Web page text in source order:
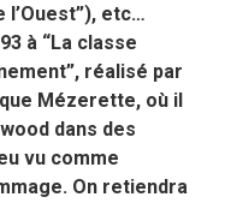
l’Ouest”), etc…
à “La classe
réalisé par
Mézerette, où il
dans des
vu comme
On retiendra